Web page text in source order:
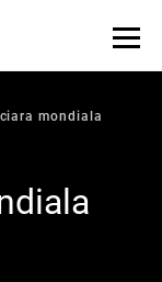
mondiala